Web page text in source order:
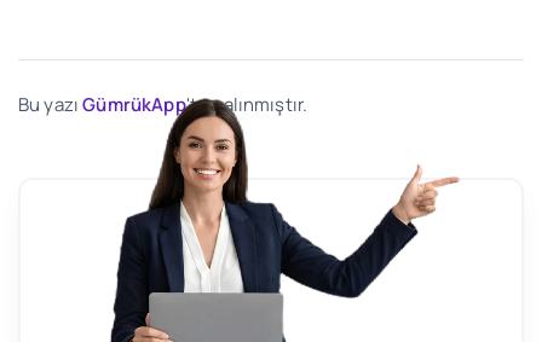
Bu yazıGümrükApp'ten alınmıştır.